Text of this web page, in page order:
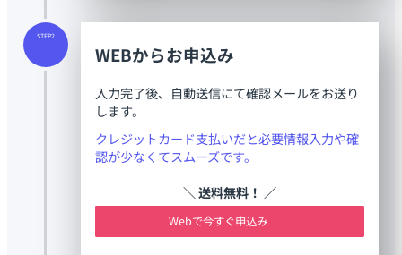
黄色で色付けされているエリアがご利用可能
万が一ご利用いただけなかった場合は、初期
WEBからお申込み
入力完了後、自動送信にて確認メールをお送り
します。
クレジットカード支払いだと必要情報入力や確
認が少なくてスムーズです。
＼ 送料無料！ ／
Webで今すぐ申込み
STEP2